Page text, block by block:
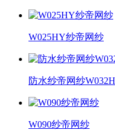
W025HY纱帝网纱
防水纱帝网纱
W090纱帝网纱